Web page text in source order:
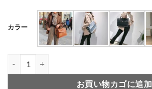
カラー
お買い物カゴに追加